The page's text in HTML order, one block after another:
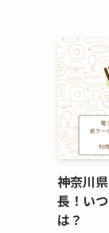
神奈川
長！い
は？